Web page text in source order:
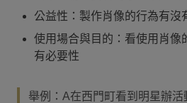
公益性：製作肖像的行為有沒
使用場合與目的：看使用肖像
有必要性
舉例：A在西門町看到明星辦